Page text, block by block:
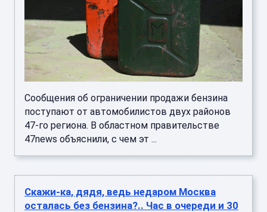
Сообщения об ограничении продажи бензина
поступают от автомобилистов двух районов
47-го региона. В областном правительстве
47news объяснили, с чем эт ...
Скажи-ка, дядя, ведь недаром Москва
осталась без бензина?.. Час в очереди и 30